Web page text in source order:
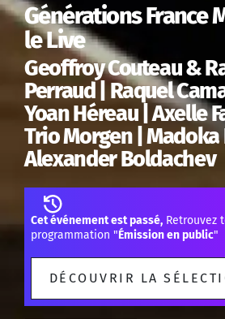
Générations France
le Live
Geoffroy Couteau &
Perraud | Raquel
Yoan Héreau | Axelle
Trio Morgen | Madoka
Alexander Boldachev
Cet événement est passé, Retrouvez
programmation "Émission en public"
DÉCOUVRIR LA